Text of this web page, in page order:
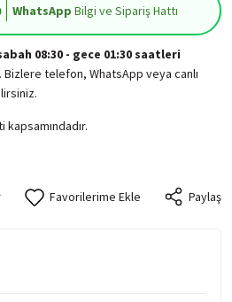
WhatsApp Bilgi ve Sipariş Hattı
08:30 - gece 01:30 saatleri
telefon, WhatsApp veya canlı
kapsamındadır.
Paylaş